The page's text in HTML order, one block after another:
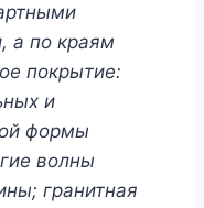
а по краям
покрытие:
и
формы
волны
гранитная